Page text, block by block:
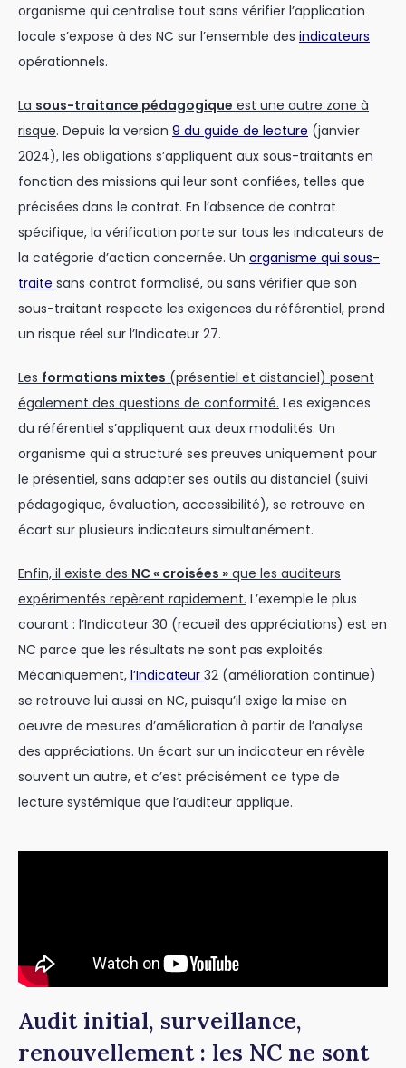
organisme qui centralise tout sans vérifier l’application
locale s’expose à des NC sur l’ensemble des indicateurs
opérationnels.
La sous-traitance pédagogique est une autre zone à
risque. Depuis la version 9 du guide de lecture (janvier
2024), les obligations s’appliquent aux sous-traitants en
fonction des missions qui leur sont confiées, telles que
précisées dans le contrat. En l’absence de contrat
spécifique, la vérification porte sur tous les indicateurs de
la catégorie d’action concernée. Un organisme qui sous-
traite sans contrat formalisé, ou sans vérifier que son
sous-traitant respecte les exigences du référentiel, prend
un risque réel sur l’Indicateur 27.
Les formations mixtes (présentiel et distanciel) posent
également des questions de conformité. Les exigences
du référentiel s’appliquent aux deux modalités. Un
organisme qui a structuré ses preuves uniquement pour
le présentiel, sans adapter ses outils au distanciel (suivi
pédagogique, évaluation, accessibilité), se retrouve en
écart sur plusieurs indicateurs simultanément.
Enfin, il existe des NC « croisées » que les auditeurs
expérimentés repèrent rapidement. L’exemple le plus
courant : l’Indicateur 30 (recueil des appréciations) est en
NC parce que les résultats ne sont pas exploités.
Mécaniquement, l’Indicateur 32 (amélioration continue)
se retrouve lui aussi en NC, puisqu’il exige la mise en
oeuvre de mesures d’amélioration à partir de l’analyse
des appréciations. Un écart sur un indicateur en révèle
souvent un autre, et c’est précisément ce type de
lecture systémique que l’auditeur applique.
Audit initial, surveillance,
renouvellement : les NC ne sont